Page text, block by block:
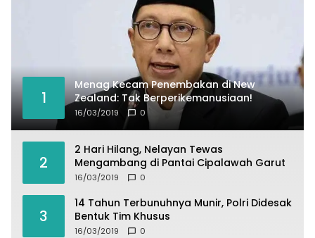
1
Menag Kecam Penembakan di New
Zealand: Tak Berperikemanusiaan!
16/03/2019 0
2
2 Hari Hilang, Nelayan Tewas
Mengambang di Pantai Cipalawah Garut
16/03/2019 0
3
14 Tahun Terbunuhnya Munir, Polri Didesak
Bentuk Tim Khusus
16/03/2019 0